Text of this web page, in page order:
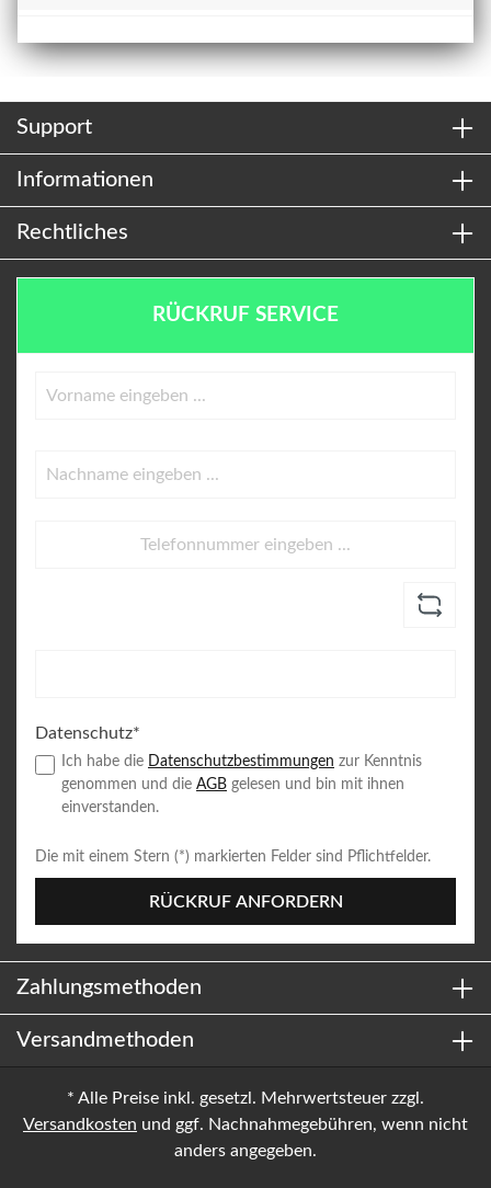
Support
Informationen
Rechtliches
RÜCKRUF SERVICE
Datenschutz*
Ich habe die Datenschutzbestimmungen zur Kenntnis
genommen und die AGB gelesen und bin mit ihnen
einverstanden.
Die mit einem Stern (*) markierten Felder sind Pflichtfelder.
RÜCKRUF ANFORDERN
Zahlungsmethoden
Versandmethoden
* Alle Preise inkl. gesetzl. Mehrwertsteuer zzgl.
Versandkosten und ggf. Nachnahmegebühren, wenn nicht
anders angegeben.